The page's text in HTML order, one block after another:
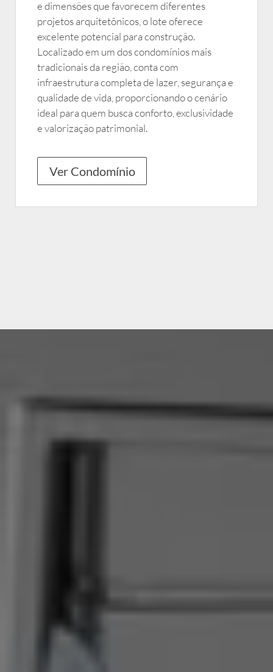
e dimensões que favorecem diferentes
projetos arquitetônicos, o lote oferece
excelente potencial para construção.
Localizado em um dos condomínios mais
tradicionais da região, conta com
infraestrutura completa de lazer, segurança e
qualidade de vida, proporcionando o cenário
ideal para quem busca conforto, exclusividade
e valorização patrimonial.
Ver Condomínio